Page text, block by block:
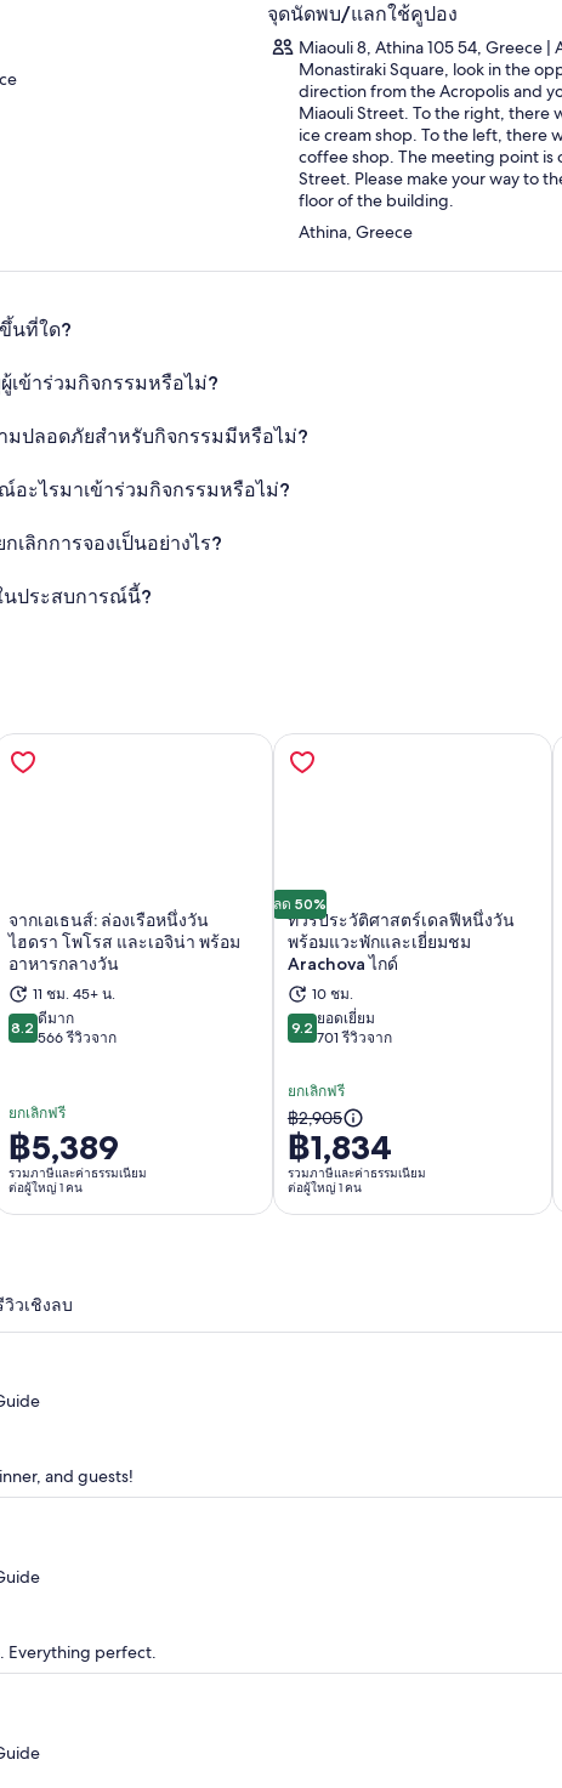
จุดนัดพบ/แลกใช้คูปอง
Miaouli 8, Athina 105 54, Greece |
Monastiraki Square, look in the
direction from the Acropolis and
Miaouli Street. To the right, there
ice cream shop. To the left, there
coffee shop. The meeting point is
Street. Please make your way to
floor of the building.
Athina, Greece
นที่ใด?
เข้าร่วมกิจกรรมหรือไม่?
มปลอดภัยสำหรับกิจกรรมมีหรือไม่?
อะไรมาเข้าร่วมกิจกรรมหรือไม่?
เลิกการจองเป็นอย่างไร?
นประสบการณ์นี้?
จากเอเธนส์: ล่องเรือหนึ่งวัน
ไฮดรา โพโรส และเอจิน่า พร้อม
อาหารกลางวัน
11 ชม. 45+ น.
8.28.2 จาก 10
ดีมาก
566 รีวิวจาก
ยกเลิกฟรี
ราคา
อยู่
1
฿5,389
รวมภาษีและค่าธรรมเนียม
ต่อผู้ใหญ่ 1 คน
ลด 50%
ทัวร์ประวัติศาสตร์เดลฟีหนึ่งวัน
พร้อมแวะพักและเยี่ยมชม
Arachova ไกด์
10 ชม.
9.29.2 จาก 10
ยอดเยี่ยม
701 รีวิวจาก
ยกเลิกฟรี
ราคา
เดิม
คือ
฿2,905
คือ
฿2,905
฿1,834
รวมภาษีและค่าธรรมเนียม
ต่อผู้ใหญ่ 1 คน
วิวเชิงลบ
and guests!
Everything perfect.